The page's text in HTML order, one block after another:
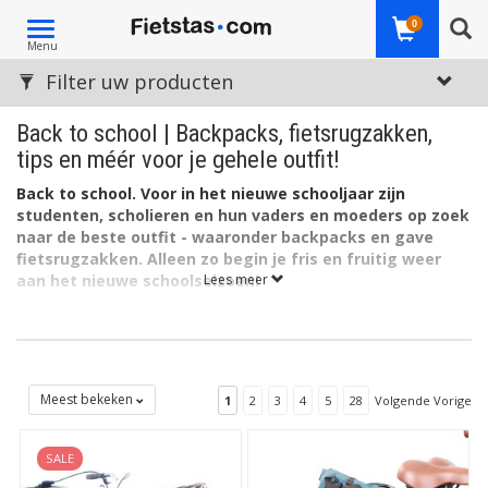
Toggle
navigation
Menu
0
Back to school | Backpacks, fietsrugzakken,
tips en méér voor je gehele outfit!
Back to school. Voor in het nieuwe schooljaar zijn
studenten, scholieren en hun vaders en moeders op zoek
naar de beste outfit - waaronder backpacks en gave
fietsrugzakken. Alleen zo begin je fris en fruitig weer
aan het nieuwe schoolseizoen!
school in één van deze rugtassen.Bovendien vind je hier
nieuwe schoolrugzak erin!
Naar Fiets en Kind
Lees meer
Filter uw producten
Meest bekeken 1 2 3 4 5 28 Volgende Vorige
SALE